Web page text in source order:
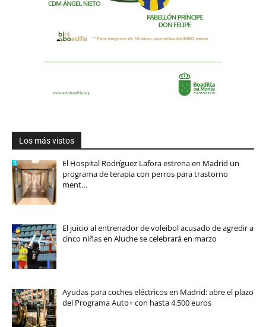
Los más vistos
El Hospital Rodríguez Lafora estrena en Madrid un
programa de terapia con perros para trastorno
ment…
El juicio al entrenador de voleibol acusado de agredir a
cinco niñas en Aluche se celebrará en marzo
Ayudas para coches eléctricos en Madrid: abre el plazo
del Programa Auto+ con hasta 4.500 euros